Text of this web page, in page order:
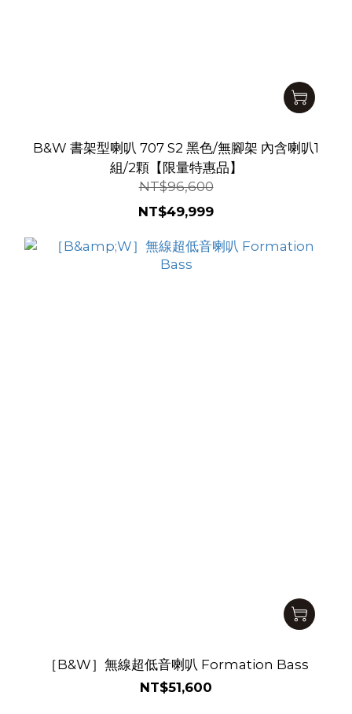
B&W 書架型喇叭 707 S2 黑色/無腳架 內含喇叭1
組/2顆【限量特惠品】
NT$96,600
NT$49,999
［B&W］無線超低音喇叭 Formation Bass
NT$51,600